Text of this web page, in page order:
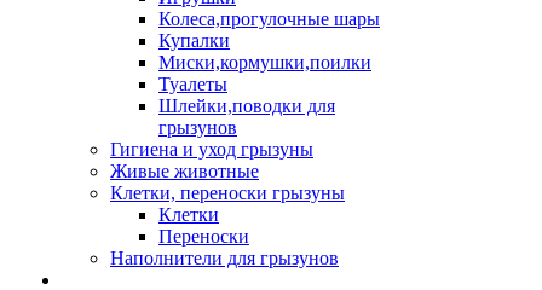
Колеса,прогулочные шары
Купалки
Миски,кормушки,поилки
Туалеты
Шлейки,поводки для
грызунов
Гигиена и уход грызуны
Живые животные
Клетки, переноски грызуны
Клетки
Переноски
Наполнители для грызунов